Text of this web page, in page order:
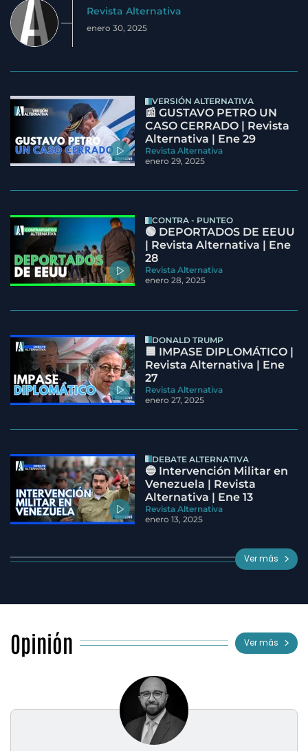
Revista Alternativa
enero 30, 2025
VERSIÓN ALTERNATIVA
📰 GUSTAVO PETRO UN
CASO CERRADO | Revista
Alternativa | Ene 29
Revista Alternativa
enero 29, 2025
CONTRA - PUNTEO
🟢 DEPORTADOS DE EEUU
| Revista Alternativa | Ene
28
Revista Alternativa
enero 28, 2025
DONALD TRUMP
🟦 IMPASE DIPLOMÁTICO |
Revista Alternativa | Ene
27
Revista Alternativa
enero 27, 2025
DEBATE ALTERNATIVA
🔵 Intervención Militar en
Venezuela | Revista
Alternativa | Ene 13
Revista Alternativa
enero 13, 2025
Ver más
Opinión Ver más